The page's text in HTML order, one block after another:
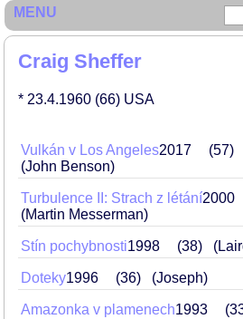
Craig Sheffer
* 23.4.1960 (66) USA
Vulkán v Los Angeles2017
57
(John Benson)
Turbulence II: Strach z létání2000
(Martin Messerman)
Stín pochybnosti1998 38
Doteky1996 36 (Joseph)
Amazonka v plamenech1993
MENU